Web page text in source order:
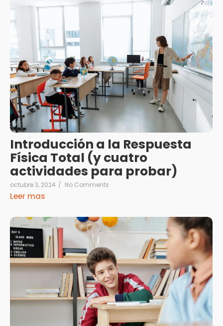
Introducción a la Respuesta
Física Total (y cuatro
actividades para probar)
octubre 3, 2024 / No Comments
Leer mas